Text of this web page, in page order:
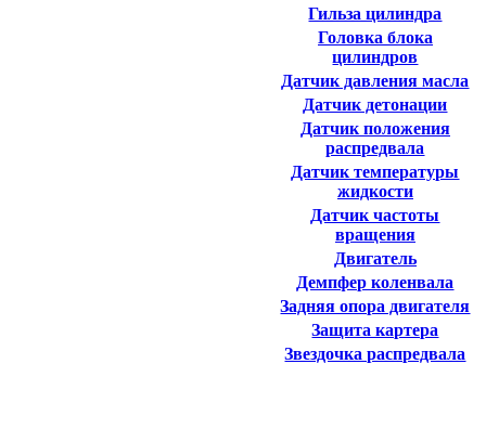
Гильза цилиндра
Головка блока
цилиндров
Датчик давления масла
Датчик детонации
Датчик положения
распредвала
Датчик температуры
жидкости
Датчик частоты
вращения
Двигатель
Демпфер коленвала
Задняя опора двигателя
Защита картера
Звездочка распредвала